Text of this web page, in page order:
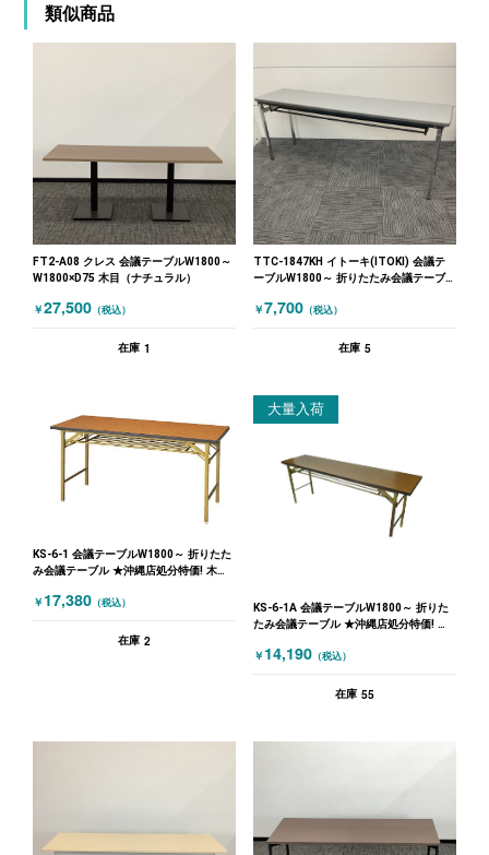
類似商品
FT2-A08 クレス 会議テーブルW1800～
W1800×D75 木目（ナチュラル）
￥27,500 （税込）
在庫 1
TTC-1847KH イトーキ(ITOKI) 会議テ
ーブルW1800～ 折りたたみ会議テーブ
￥7,700 （税込）
在庫 5
KS-6-1 会議テーブルW1800～ 折りたた
み会議テーブル ★沖縄店処分特価! 木目
￥ 17,380 （税込）
在庫 2
大量入荷
KS-6-1A 会議テーブルW1800～ 折りた
たみ会議テーブル ★沖縄店処分特価! 木
￥ 14,190 （税込）
在庫 55